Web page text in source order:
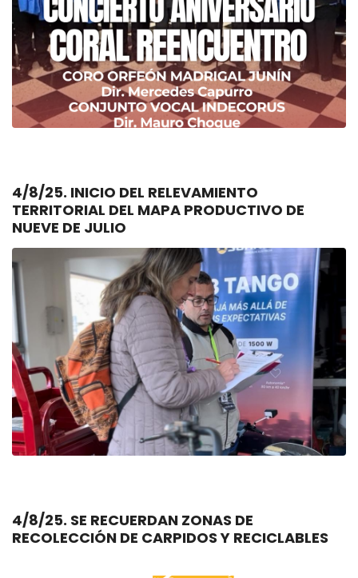
4/8/25. INICIO DEL RELEVAMIENTO
TERRITORIAL DEL MAPA PRODUCTIVO DE
NUEVE DE JULIO
4/8/25. SE RECUERDAN ZONAS DE
RECOLECCIÓN DE CARPIDOS Y RECICLABLES